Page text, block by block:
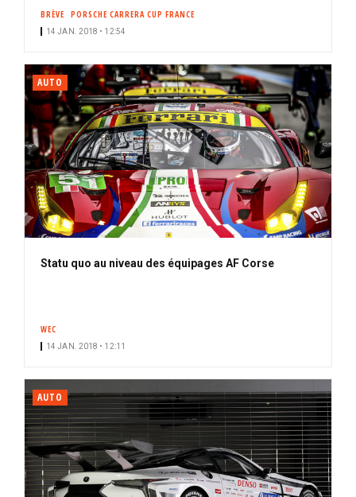
BRÈVE PORSCHE CARRERA CUP FRANCE
14 JAN. 2018 • 12:54
AUTO
Statu quo au niveau des équipages AF Corse
WEC
14 JAN. 2018 • 12:11
AUTO